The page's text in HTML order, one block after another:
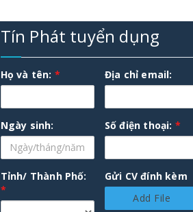
Tín Phát tuyển dụng
Họ và tên: * Địa chỉ email:
Ngày sinh:
Tỉnh/ Thành Phố:
*
Số điện thoại: *
Gửi CV đính kèm
Add File